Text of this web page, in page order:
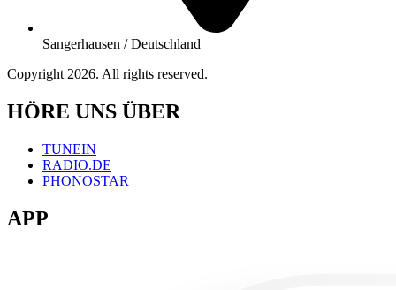
Sangerhausen / Deutschland
Copyright 2026. All rights reserved.
HÖRE UNS ÜBER
TUNEIN
RADIO.DE
PHONOSTAR
APP